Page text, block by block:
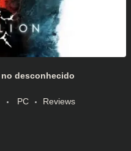
no desconhecido
PC Reviews